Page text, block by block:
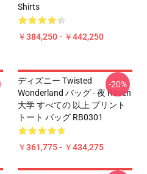
Shirts
￥384,250 - ￥442,250
ディズニー Twisted
Wonderland バッグ - 夜 Raven
大学 すべての 以上 プリント
トート バッグ RB0301
￥361,775 - ￥434,275
-20%